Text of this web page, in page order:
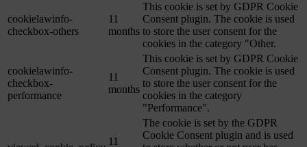
cookielawinfo-
checkbox-others
11
months
This cookie is set by GDPR Cookie
Consent plugin. The cookie is used
to store the user consent for the
cookies in the category "Other.
cookielawinfo-
checkbox-
performance
11
months
This cookie is set by GDPR Cookie
Consent plugin. The cookie is used
to store the user consent for the
cookies in the category
"Performance".
11
The cookie is set by the GDPR
Cookie Consent plugin and is used